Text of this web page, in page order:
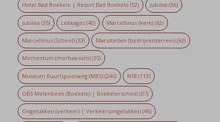
Hotel Bad Boekelo | Resort Bad Boekelo (52) Jubilea (56)
Jubilea (35) Lekkages (40) Marcellinus (kerk)(62)
Marcellinus (School)(33) Marssteden (bedrijventerrein) (62)
Momentum (mortuarium)(35)
Museum Buurtspoorweg (MBS)(246) N18 (113)
OBS Molenbeek (Boekelo) | Boekelerschool (37)
Ongelukken (verkeer) | Verkeersongelukken (46)